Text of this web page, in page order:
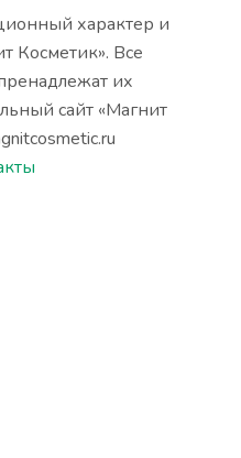
характер и
Косметик». Все
их
сайт «Магнит